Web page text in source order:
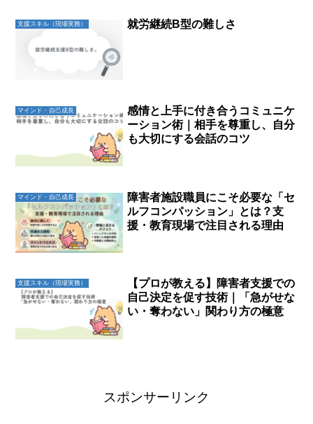
支援スキル（現場実務） 就労継続B型の難しさ
マインド・自己成長
感情と上手に付き合うコミュニケ
ーション術｜相手を尊重し、自分
も大切にする会話のコツ
マインド・自己成長
障害者施設職員にこそ必要な「セ
ルフコンパッション」とは？支
援・教育現場で注目される理由
支援スキル（現場実務）
【プロが教える】障害者支援での
自己決定を促す技術｜「急がせな
い・奪わない」関わり方の極意
スポンサーリンク